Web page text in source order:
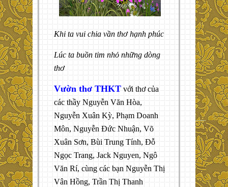
Khi ta vui chia vần thơ hạnh phúc
Lúc ta buồn tim nhỏ những dòng
thơ
Vườn thơ THKT với thơ của
các thầy Nguyễn Văn Hòa,
Nguyễn Xuân Kỳ, Phạm Doanh
Môn, Nguyễn Đức Nhuận, Võ
Xuân Sơn, Bùi Trung Tính, Đỗ
Ngọc Trang, Jack Nguyen, Ngô
Văn Rí, cùng các bạn Nguyễn Thị
Vân Hồng, Trần Thị Thanh